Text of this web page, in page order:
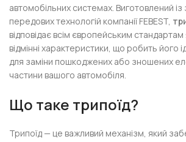
автомобільних системах. Виготовлений
передових технологій компанії FEBEST,
відповідає всім європейським стандартам
відмінні характеристики, що робить його
для заміни пошкоджених або зношених
частини вашого автомобіля.
Що таке трипоїд?
Трипоїд — це важливий механізм, який